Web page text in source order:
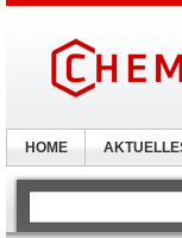
HOME